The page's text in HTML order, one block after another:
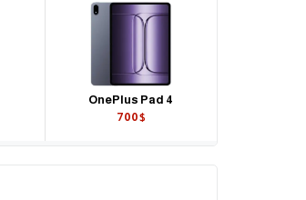
OnePlus Pad 4
700$